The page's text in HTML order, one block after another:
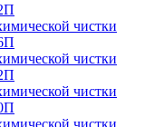
чистки
чистки
чистки
чистки